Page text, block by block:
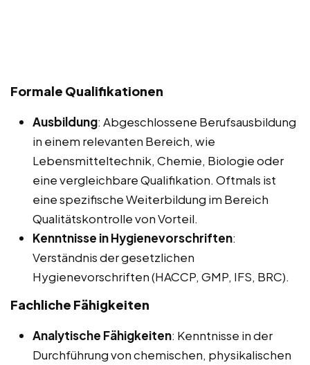
Formale Qualifikationen
Ausbildung: Abgeschlossene Berufsausbildung
in einem relevanten Bereich, wie
Lebensmitteltechnik, Chemie, Biologie oder
eine vergleichbare Qualifikation. Oftmals ist
eine spezifische Weiterbildung im Bereich
Qualitätskontrolle von Vorteil.
Kenntnisse in Hygienevorschriften:
Verständnis der gesetzlichen
Hygienevorschriften (HACCP, GMP, IFS, BRC).
Fachliche Fähigkeiten
Analytische Fähigkeiten: Kenntnisse in der
Durchführung von chemischen, physikalischen